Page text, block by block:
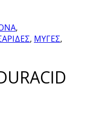
,
, ΜΥΓΕΣ,